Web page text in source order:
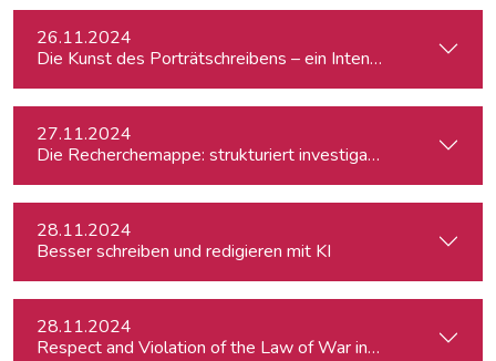
26.11.2024
Die Kunst des Porträtschreibens – ein Intensiv-Workshop
27.11.2024
Die Recherchemappe: strukturiert investigativ arbeiten,
28.11.2024
Besser schreiben und redigieren mit KI
28.11.2024
Respect and Violation of the Law of War in Ukraine and